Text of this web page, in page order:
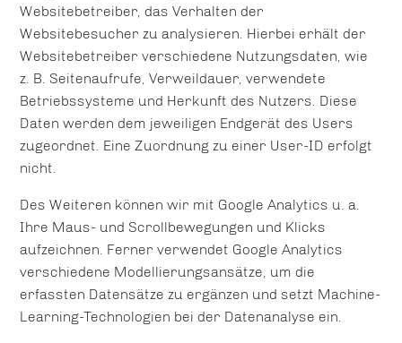
Websitebetreiber, das Verhalten der
Websitebesucher zu analysieren. Hierbei erhält der
Websitebetreiber verschiedene Nutzungsdaten, wie
z. B. Seitenaufrufe, Verweildauer, verwendete
Betriebssysteme und Herkunft des Nutzers. Diese
Daten werden dem jeweiligen Endgerät des Users
zugeordnet. Eine Zuordnung zu einer User-ID erfolgt
nicht.
Des Weiteren können wir mit Google Analytics u. a.
Ihre Maus- und Scrollbewegungen und Klicks
aufzeichnen. Ferner verwendet Google Analytics
verschiedene Modellierungsansätze, um die
erfassten Datensätze zu ergänzen und setzt Machine-
Learning-Technologien bei der Datenanalyse ein.